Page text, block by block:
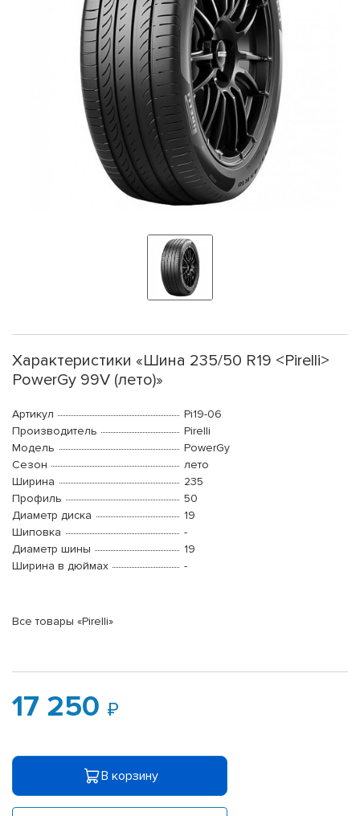
Характеристики «Шина 235/50 R19 <Pirelli>
PowerGy 99V (лето)»
Артикул
Pi19-06
Производитель
Pirelli
Модель
PowerGy
Сезон
лето
Ширина
235
Профиль
50
Диаметр диска
19
Шиповка
-
Диаметр шины
19
Ширина в дюймах
-
Все товары «Pirelli»
17 250
В корзину